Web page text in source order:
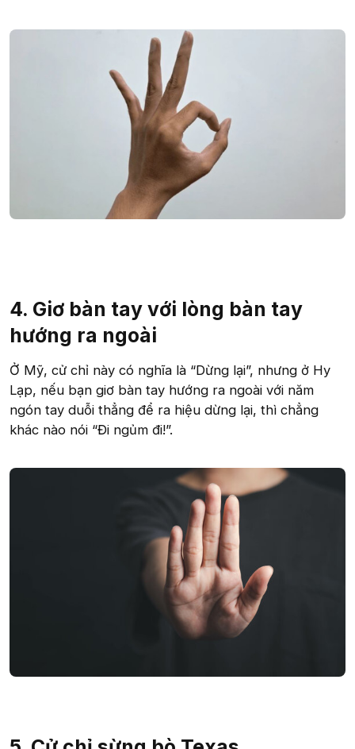
4. Giơ bàn tay với lòng bàn tay
hướng ra ngoài
Ở Mỹ, cử chỉ này có nghĩa là “Dừng lại”, nhưng ở Hy
Lạp, nếu bạn giơ bàn tay hướng ra ngoài với năm
ngón tay duỗi thẳng để ra hiệu dừng lại, thì chẳng
khác nào nói “Đi ngủm đi!”.